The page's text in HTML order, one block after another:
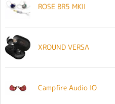
ROSE BR5 MKII
XROUND VERSA
Campfire Audio IO